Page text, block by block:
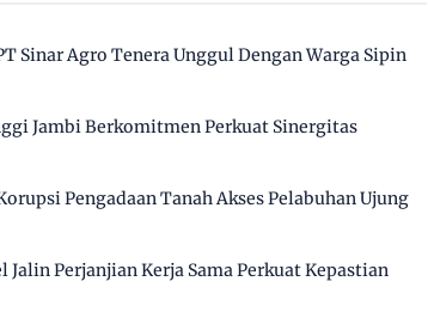
Sinar Agro Tenera Unggul Dengan Warga Sipin
Jambi Berkomitmen Perkuat Sinergitas
Pengadaan Tanah Akses Pelabuhan Ujung
Jalin Perjanjian Kerja Sama Perkuat Kepastian